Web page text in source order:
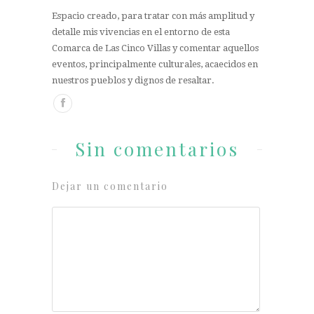
Espacio creado, para tratar con más amplitud y
detalle mis vivencias en el entorno de esta
Comarca de Las Cinco Villas y comentar aquellos
eventos, principalmente culturales, acaecidos en
nuestros pueblos y dignos de resaltar.
Sin comentarios
Dejar un comentario